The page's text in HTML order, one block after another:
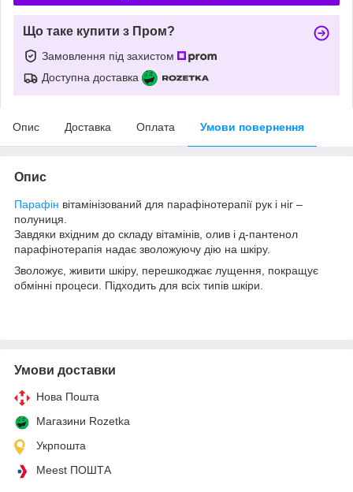
Що таке купити з Пром?
Замовлення під захистом
Доступна доставка
Опис Доставка Оплата Умови повернення
Опис
Парафін вітамінізований для парафінотерапії рук і ніг –
полуниця.
Завдяки вхідним до складу вітамінів, олив і д-пантенол
парафінотерапія надає зволожуючу дію на шкіру.
Зволожує, живити шкіру, перешкоджає лущення, покращує
обмінні процеси. Підходить для всіх типів шкіри.
Умови доставки
Нова Пошта
Магазини Rozetka
Укрпошта
Meest ПОШТА